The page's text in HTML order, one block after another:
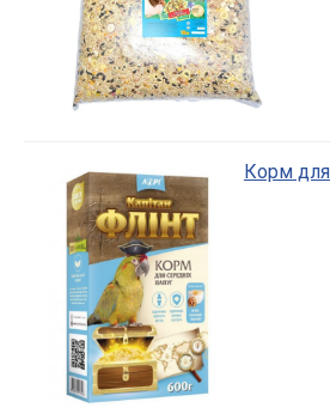
Корм для